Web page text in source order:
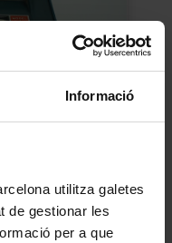
Informació
utilitza galetes
de gestionar les
per a que